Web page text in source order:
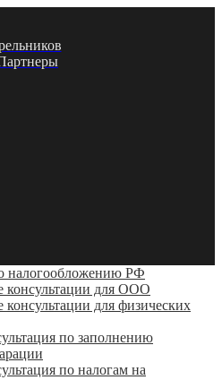
налогообложению РФ
консультации для ООО
для физических
по заполнению
по налогам на